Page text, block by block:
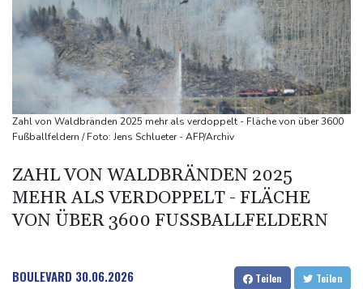
Doppelpack Freigang: Frankfurt schlägt auch Malmö
Explosion mutmaßlich ukrainischer Drohne in Bulgarien löst
diplomatische Verstimmung aus
Selenskyj warnt vor Folgen russischer Angriffe - Vucic für
Integrität der Ukraine
Sieg auf der längsten Etappe: Vollering übernimmt
Gesamtführung
Drohne explodiert an der Grenze zwischen Rumänien und
Bulgarien nahe Gaspipeline
Lionel Messi trauert um seinen Vater
Zahl von Waldbränden 2025 mehr als verdoppelt - Fläche von über 3600
Fußballfeldern / Foto: Jens Schlueter - AFP/Archiv
ZAHL VON WALDBRÄNDEN 2025
MEHR ALS VERDOPPELT - FLÄCHE
VON ÜBER 3600 FUSSBALLFELDERN
BOULEVARD 30.06.2026 Teilen Teilen